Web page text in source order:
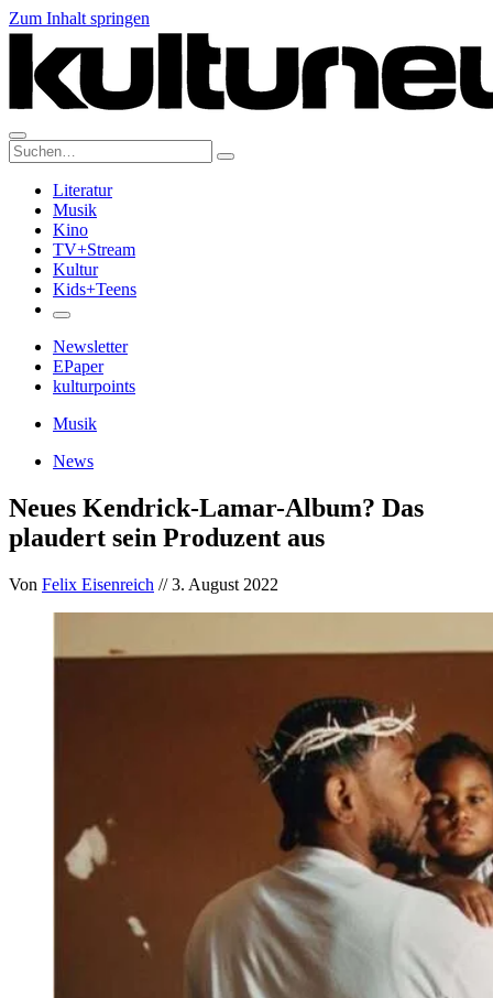
Zum Inhalt springen
Suche:
Literatur
Musik
Kino
TV+Stream
Kultur
Kids+Teens
Newsletter
EPaper
kulturpoints
Musik
News
Neues Kendrick-Lamar-Album? Das
plaudert sein Produzent aus
Von Felix Eisenreich // 3. August 2022